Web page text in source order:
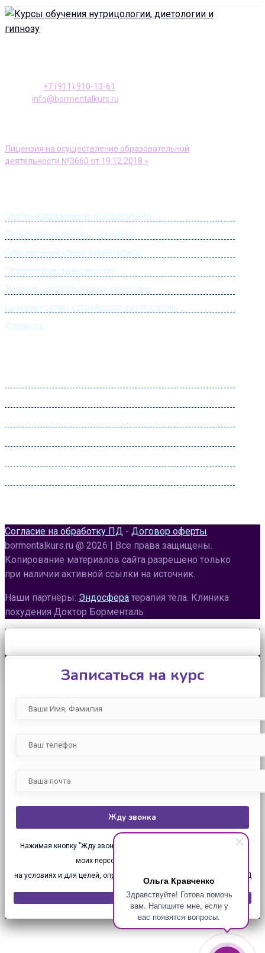
Ольга Кравченко
Здравствуйте! Готова помочь
вам. Напишите мне, если у
вас появятся вопросы.
+7 (911) 910-13-61
info@bormentalkurs.ru
Лицензия на осуществление образовательной
деятельности №3660 от 19.12.2018 »
Основы современной нутрициологии
Современные методы похудения
Современный клинический гипноз
Гипнотерапия зависимостей
Лечение неврозов и панических атак
Биохакинг: ключ к стройности и долголетию
Контакты
Согласие на обработку ПД - Договор оферты.
bormentalkurs.ru @ 2026 | Все права защищены.
Копирование материалов сайта разрешено только
при наличии активной ссылки на источник.
Наши партнёры: Эндосфера терапия тела. Клиника
похудения Доктор Борменталь
Записаться на курс
Нажимая кнопку "Жду звонка", я даю своё согласие на обработку
моих персональных данных (ПД),
на условиях и для целей, определенных в
Согласии на обработку ПД